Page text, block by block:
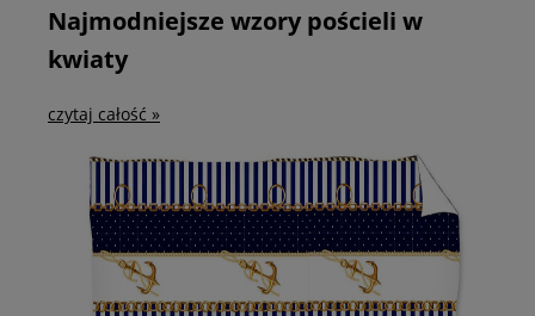
Najmodniejsze wzory pościeli w
kwiaty
czytaj całość »